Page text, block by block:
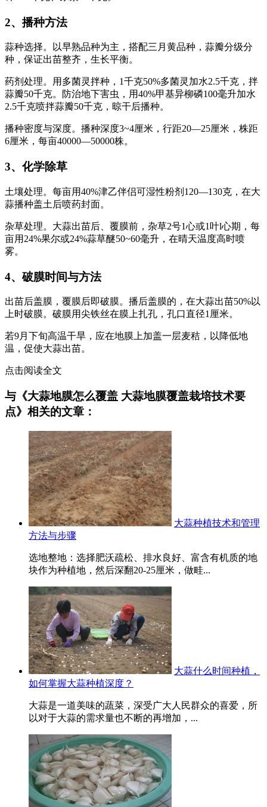
2、播种方法
蒜种选择。以早熟品种为主，搭配三月黄品种，蒜瓣分级分
种，保证出苗整齐，生长平衡。
药剂处理。用多菌灵拌种，1千克50%多菌灵加水2.5千克，拌
蒜瓣50千克。防治地下害虫，用40%甲基异柳磷100毫升加水
2.5千克喷拌蒜瓣50千克，晾干后播种。
播种密度与深度。播种深度3~4厘米，行距20—25厘米，株距
6厘米，每亩40000—50000株。
3、化学除草
土壤处理。每亩用40%津乙伴侣可湿性粉剂120—130克，在大
蒜播种盖土后喷药封面。
杂草处理。大蒜出苗后、覆膜前，杂草2号1心或1叶l心期，每
亩用24%果尔或24%蒜草醚50~60毫升，在晴天温度高时喷
雾。
4、破膜时间与方法
出苗后盖膜，覆膜后即破膜。播后盖膜的，在大蒜出苗50%以
上时破膜。破膜用尖铁丝在膜上扎孔，孔口直径1厘米。
若9月下旬高温干旱，应在地膜上加盖一层麦秸，以降低地
温，促使大蒜出苗。
点击阅读全文
与《大蒜地膜怎么覆盖 大蒜地膜覆盖栽培技术要
点》相关的文章：
大蒜种植技术和管理
方法与步骤
选地整地：选择肥沃疏松、排水良好、富含有机质的地
块作为种植地，然后深翻20-25厘米，做畦...
大蒜什么时间种植，
如何掌握大蒜种植深度？
大蒜是一道美味的蔬菜，深受广大人民群众的喜爱，所
以对于大蒜的需求量也不断的再增加，...